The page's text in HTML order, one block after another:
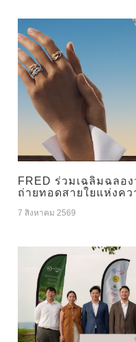
FRED ร่วมเฉลิมฉลอ
ถ่ายทอดสายใยแห่งค
7 สิงหาคม 2569